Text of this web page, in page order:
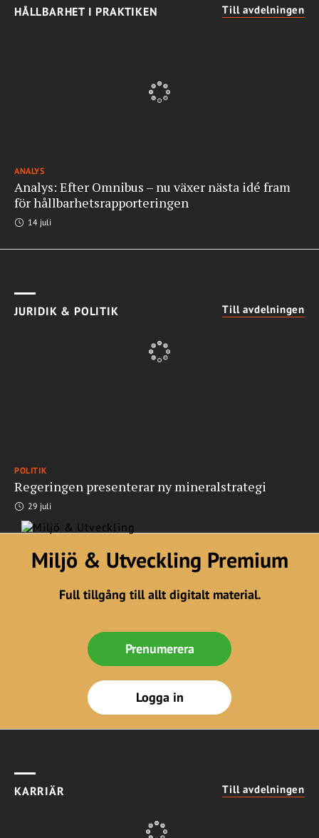
HÅLLBARHET I PRAKTIKEN Till avdelningen
ANALYS
Analys: Efter Omnibus – nu växer nästa idé fram
för hållbarhetsrapporteringen
14 juli
JURIDIK & POLITIK Till avdelningen
POLITIK
Regeringen presenterar ny mineralstrategi
29 juli
Miljö & Utveckling Premium
Full tillgång till allt digitalt material.
Prenumerera
Logga in
KARRIÄR Till avdelningen